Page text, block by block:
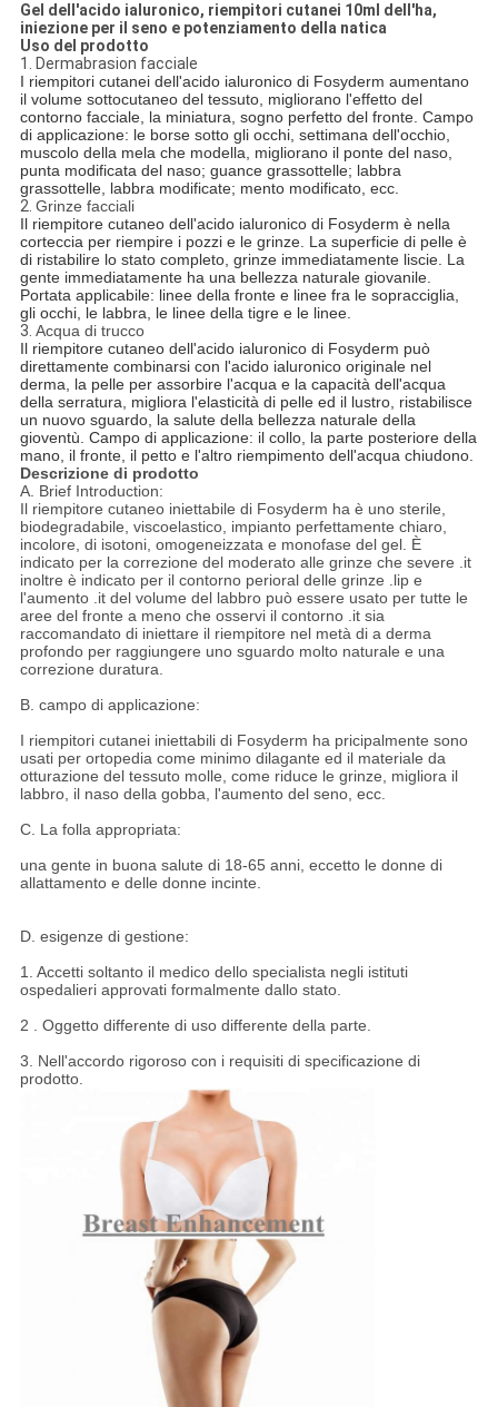
Gel dell'acido ialuronico, riempitori cutanei 10ml dell'ha,
iniezione per il seno e potenziamento della natica
Uso del prodotto
1. Dermabrasion facciale
I riempitori cutanei dell'acido ialuronico di Fosyderm aumentano
il volume sottocutaneo del tessuto, migliorano l'effetto del
contorno facciale, la miniatura, sogno perfetto del fronte. Campo
di applicazione: le borse sotto gli occhi, settimana dell'occhio,
muscolo della mela che modella, migliorano il ponte del naso,
punta modificata del naso; guance grassottelle; labbra
grassottelle, labbra modificate; mento modificato, ecc.
2. Grinze facciali
Il riempitore cutaneo dell'acido ialuronico di Fosyderm è nella
corteccia per riempire i pozzi e le grinze. La superficie di pelle è
di ristabilire lo stato completo, grinze immediatamente liscie. La
gente immediatamente ha una bellezza naturale giovanile.
Portata applicabile: linee della fronte e linee fra le sopracciglia,
gli occhi, le labbra, le linee della tigre e le linee.
3. Acqua di trucco
Il riempitore cutaneo dell'acido ialuronico di Fosyderm può
direttamente combinarsi con l'acido ialuronico originale nel
derma, la pelle per assorbire l'acqua e la capacità dell'acqua
della serratura, migliora l'elasticità di pelle ed il lustro, ristabilisce
un nuovo sguardo, la salute della bellezza naturale della
gioventù. Campo di applicazione: il collo, la parte posteriore della
mano, il fronte, il petto e l'altro riempimento dell'acqua chiudono.
Descrizione di prodotto
A. Brief Introduction:
Il riempitore cutaneo iniettabile di Fosyderm ha è uno sterile,
biodegradabile, viscoelastico, impianto perfettamente chiaro,
incolore, di isotoni, omogeneizzata e monofase del gel. È
indicato per la correzione del moderato alle grinze che severe .it
inoltre è indicato per il contorno perioral delle grinze .lip e
l'aumento .it del volume del labbro può essere usato per tutte le
aree del fronte a meno che osservi il contorno .it sia
raccomandato di iniettare il riempitore nel metà di a derma
profondo per raggiungere uno sguardo molto naturale e una
correzione duratura.
B. campo di applicazione:
I riempitori cutanei iniettabili di Fosyderm ha pricipalmente sono
usati per ortopedia come minimo dilagante ed il materiale da
otturazione del tessuto molle, come riduce le grinze, migliora il
labbro, il naso della gobba, l'aumento del seno, ecc.
C. La folla appropriata:
una gente in buona salute di 18-65 anni, eccetto le donne di
allattamento e delle donne incinte.
D. esigenze di gestione:
1. Accetti soltanto il medico dello specialista negli istituti
ospedalieri approvati formalmente dallo stato.
2 . Oggetto differente di uso differente della parte.
3. Nell'accordo rigoroso con i requisiti di specificazione di
prodotto.